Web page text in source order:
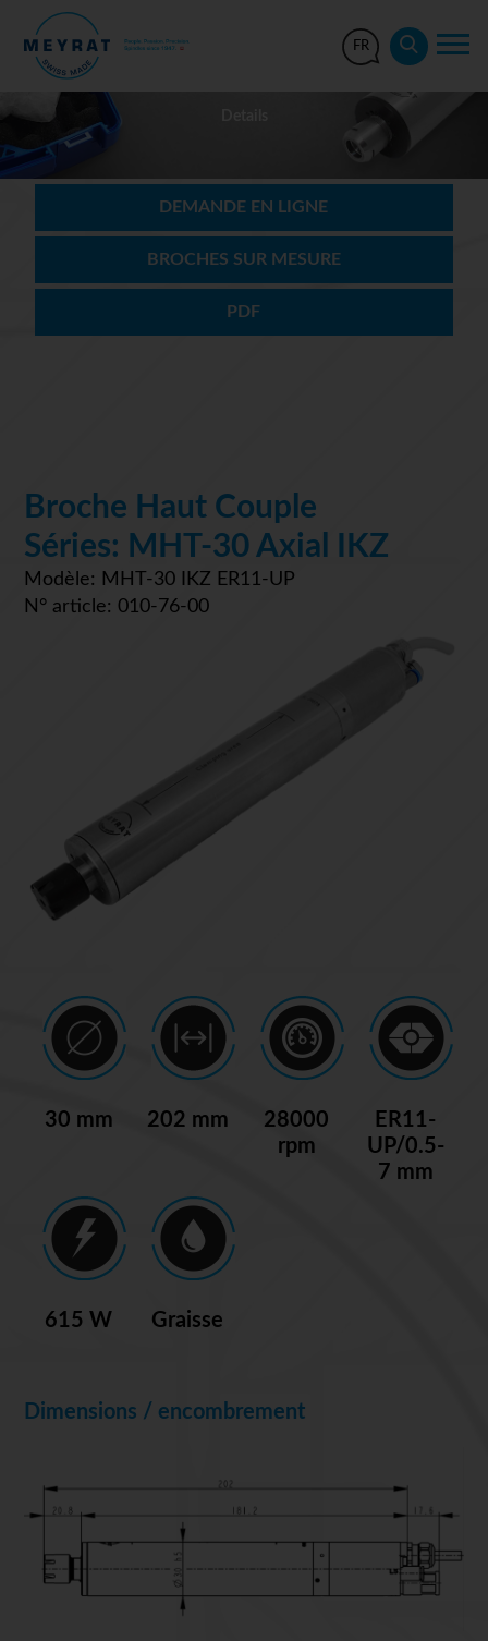
FR
DEMANDE EN LIGNE
BROCHES SUR MESURE
PDF
Broche Haut Couple
Séries: MHT-30 Axial IKZ
Modèle: MHT-30 IKZ ER11-UP
N° article: 010-76-00
30 mm 202 mm
28000
rpm
ER11-
UP/0.5-
7 mm
615 W Graisse
Dimensions / encombrement